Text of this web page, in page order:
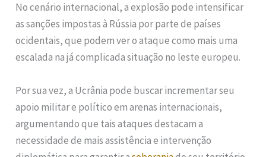
No cenário internacional, a explosão pode intensificar
as sanções impostas à Rússia por parte de países
ocidentais, que podem ver o ataque como mais uma
escalada na já complicada situação no leste europeu.
Por sua vez, a Ucrânia pode buscar incrementar seu
apoio militar e político em arenas internacionais,
argumentando que tais ataques destacam a
necessidade de mais assistência e intervenção